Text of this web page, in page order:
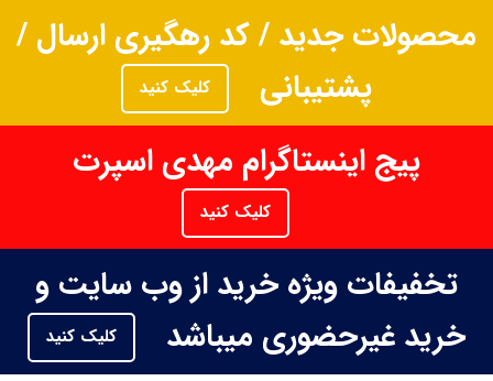
محصولات جدید / کد رهگیری ارسال /
پشتیبانی
کلیک کنید
پیج اینستاگرام مهدی اسپرت
کلیک کنید
تخفیفات ویژه خرید از وب سایت و
خرید غیرحضوری میباشد
کلیک کنید